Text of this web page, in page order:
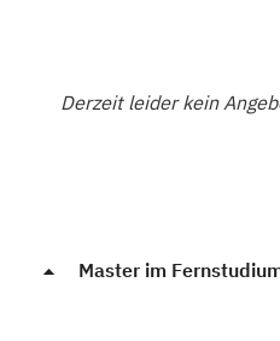
Derzeit leider kein
Master im